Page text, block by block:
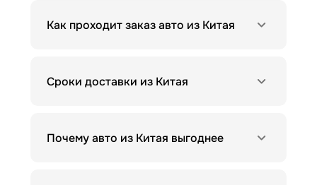
Как проходит заказ авто из Китая
Сроки доставки из Китая
Почему авто из Китая выгоднее